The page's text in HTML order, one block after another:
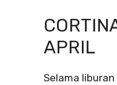
APRIL
Selama